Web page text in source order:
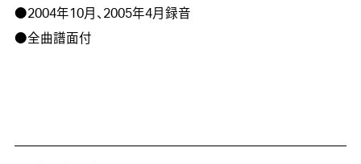
●2004年10月、2005年4月録音
●全曲譜面付